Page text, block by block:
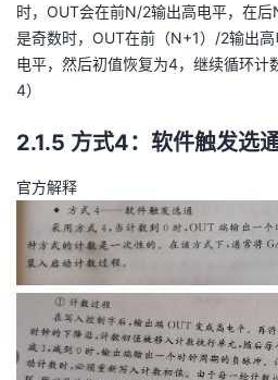
时，OUT会在前N/2输出高电平，在
是奇数时，OUT在前（N+1）/2输出
电平，然后初值恢复为4，继续循环计
4）
2.1.5 方式4：软件触发选
官方解释